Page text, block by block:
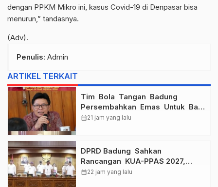
dengan PPKM Mikro ini, kasus Covid-19 di Denpasar bisa
menurun,” tandasnya.
(Adv).
Penulis: Admin
ARTIKEL TERKAIT
Tim Bola Tangan Badung
Persembahkan Emas Untuk Bali
, Taklukkan Jawa Tengah Di
calendar_month21 jam yang lalu
DPRD Badung Sahkan
Rancangan KUA-PPAS 2027,
Anggaran Tembus Lebih Dari
calendar_month22 jam yang lalu